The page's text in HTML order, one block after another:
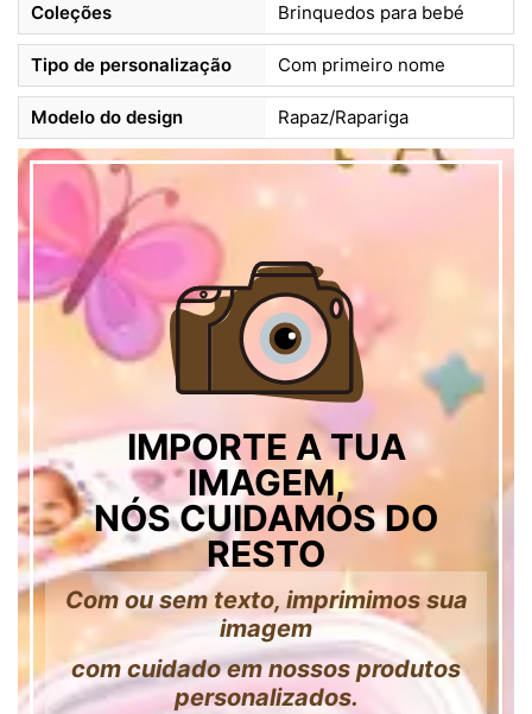
Coleções Brinquedos para bebé
Tipo de personalização Com primeiro nome
Modelo do design Rapaz/Rapariga
IMPORTE A TUA
IMAGEM,
NÓS CUIDAMOS DO
RESTO
Com ou sem texto, imprimimos sua
imagem
com cuidado em nossos produtos
personalizados.